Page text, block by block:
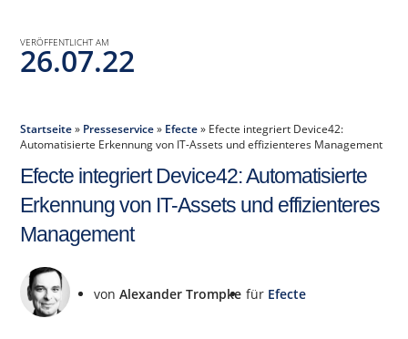
VERÖFFENTLICHT AM
26.07.22
Startseite» Presseservice» Efecte» Efecte integriert Device42:
Automatisierte Erkennung von IT-Assets und effizienteres Management
Efecte integriert Device42: Automatisierte
Erkennung von IT-Assets und effizienteres
Management
vonAlexander Trompke für Efecte